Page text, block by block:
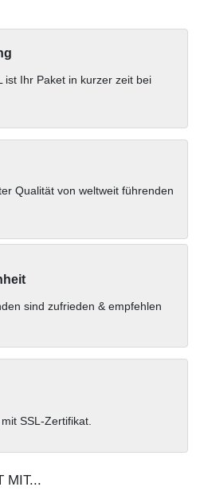
ist Ihr Paket in kurzer zeit bei
Qualität von weltweit führenden
sind zufrieden & empfehlen
SSL-Zertifikat.
MIT...